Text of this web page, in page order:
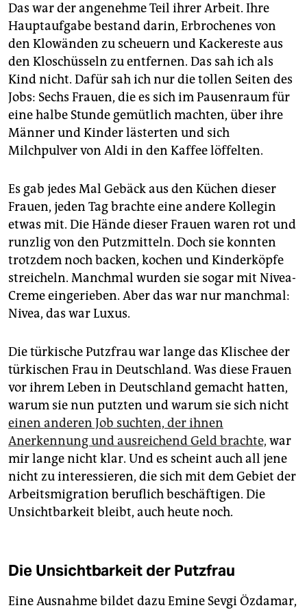
Das war der angenehme Teil ihrer Arbeit. Ihre
Hauptaufgabe bestand darin, Erbrochenes von
den Klowänden zu scheuern und Kackereste aus
den Kloschüsseln zu entfernen. Das sah ich als
Kind nicht. Dafür sah ich nur die tollen Seiten des
Jobs: Sechs Frauen, die es sich im Pausenraum für
eine halbe Stunde gemütlich machten, über ihre
Männer und Kinder lästerten und sich
Milchpulver von Aldi in den Kaffee löffelten.
Es gab jedes Mal Gebäck aus den Küchen dieser
Frauen, jeden Tag brachte eine andere Kollegin
etwas mit. Die Hände dieser Frauen waren rot und
runzlig von den Putzmitteln. Doch sie konnten
trotzdem noch backen, kochen und Kinderköpfe
streicheln. Manchmal wurden sie sogar mit Nivea-
Creme eingerieben. Aber das war nur manchmal:
Nivea, das war Luxus.
Die türkische Putzfrau war lange das Klischee der
türkischen Frau in Deutschland. Was diese Frauen
vor ihrem Leben in Deutschland gemacht hatten,
warum sie nun putzten und warum sie sich nicht
einen anderen Job suchten, der ­ihnen
Anerkennung und ausreichend Geld brachte, war
mir lange nicht klar. Und es scheint auch all jene
nicht zu interessieren, die sich mit dem Gebiet der
Arbeitsmigration beruflich beschäftigen. Die
Unsichtbarkeit bleibt, auch heute noch.
Die Unsichtbarkeit der Putzfrau
Eine Ausnahme bildet dazu Emine Sevgi Özdamar,